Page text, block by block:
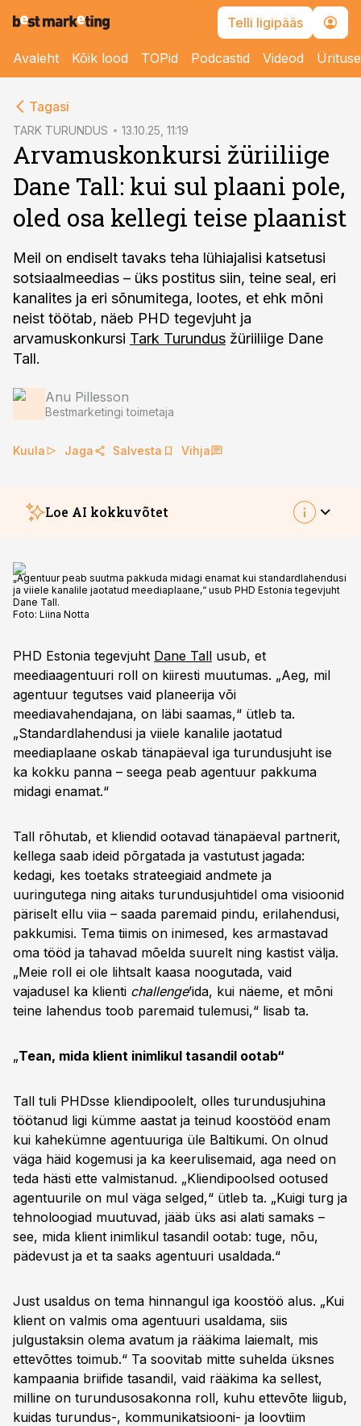
Telli ligipääs
Avaleht Kõik lood TOPid Podcastid Videod
Tagasi
TARK TURUNDUS 13.10.25, 11:19
Arvamuskonkursi žüriiliige
Dane Tall: kui sul plaani pole,
oled osa kellegi teise plaanist
Meil on endiselt tavaks teha lühiajalisi katsetusi
sotsiaalmeedias – üks postitus siin, teine seal, eri
kanalites ja eri sõnumitega, lootes, et ehk mõni
neist töötab, näeb PHD tegevjuht ja
arvamuskonkursi Tark Turundus žüriiliige Dane
Tall.
Anu Pillesson
Bestmarketingi toimetaja
Kuula Jaga Salvesta Vihja
Loe AI kokkuvõtet
Dane Tall, PHD tegevjuht ja arvamuskonkursi
Tark Turundus žüriiliige, toob esile, et
meediaagentuuri roll on muutumas; kliendid
meediaplaane. Ta rõhutab plaanide pikaajalisuse
tähtsust, vältimaks paanikast tehtavad lühiajalisi
otsuseid. Tall selgitab, et usaldus agentuuriga aitab
paremini turundusstrateegiaid arendada. Lisaks
arvab Tall, et turundusjuhtidel tuleb arvestada
konkurentsi ja keskkonna muutustega, et
saavutada tõhus investeering. Konkursi Tark
Turundus eesmärk on avardada võimalusi ja
„Agentuur peab suutma pakkuda midagi enamat kui standardlahendusi
ja viiele kanalile jaotatud meediaplaane,“ usub PHD Estonia tegevjuht
Dane Tall.
Foto: Liina Notta
PHD Estonia tegevjuht Dane Tall usub, et
meediaagentuuri roll on kiiresti muutumas. „Aeg, mil
agentuur tegutses vaid planeerija või
meediavahendajana, on läbi saamas,“ ütleb ta.
„Standardlahendusi ja viiele kanalile jaotatud
meediaplaane oskab tänapäeval iga turundusjuht ise
ka kokku panna – seega peab agentuur pakkuma
midagi enamat.“
Tall rõhutab, et kliendid ootavad tänapäeval partnerit,
kellega saab ideid põrgatada ja vastutust jagada:
kedagi, kes toetaks strateegiaid andmete ja
uuringutega ning aitaks turundusjuhtidel oma visioonid
päriselt ellu viia – saada paremaid pindu, erilahendusi,
pakkumisi. Tema tiimis on inimesed, kes armastavad
oma tööd ja tahavad mõelda suurelt ning kastist välja.
„Meie roll ei ole lihtsalt kaasa noogutada, vaid
vajadusel ka klienti challenge’ida, kui näeme, et mõni
teine lahendus toob paremaid tulemusi,“ lisab ta.
„Tean, mida klient inimlikul tasandil ootab“
Tall tuli PHDsse kliendipoolelt, olles turundusjuhina
töötanud ligi kümme aastat ja teinud koostööd enam
kui kahekümne agentuuriga üle Baltikumi. On olnud
väga häid kogemusi ja ka keerulisemaid, aga need on
teda hästi ette valmistanud. „Kliendipoolsed ootused
agentuurile on mul väga selged,“ ütleb ta. „Kuigi turg ja
tehnoloogiad muutuvad, jääb üks asi alati samaks –
see, mida klient inimlikul tasandil ootab: tuge, nõu,
pädevust ja et ta saaks agentuuri usaldada.“
Just usaldus on tema hinnangul iga koostöö alus. „Kui
klient on valmis oma agentuuri usaldama, siis
julgustaksin olema avatum ja rääkima laiemalt, mis
ettevõttes toimub.“ Ta soovitab mitte suhelda üksnes
kampaania briifide tasandil, vaid rääkima ka sellest,
milline on turundusosakonna roll, kuhu ettevõte liigub,
kuidas turundus-, kommunikatsiooni- ja loovtiim